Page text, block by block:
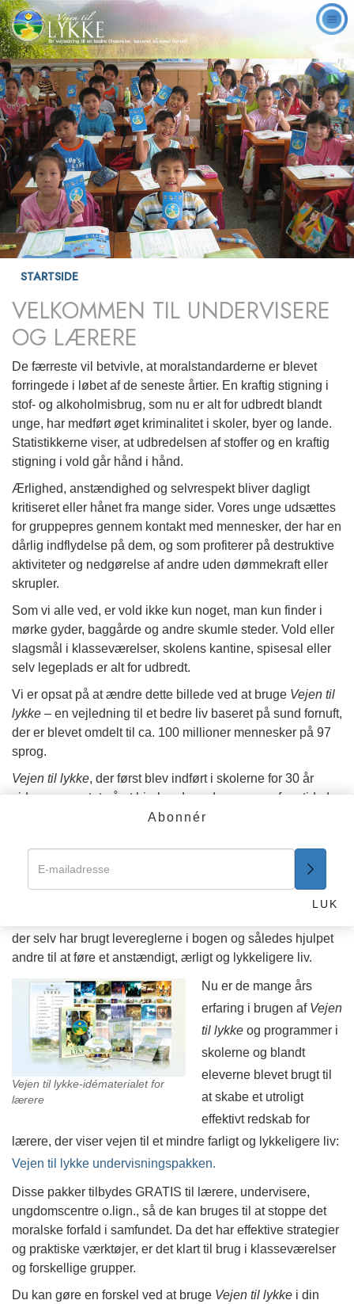
STARTSIDE
VELKOMMEN TIL UNDERVISERE
OG LÆRERE
De færreste vil betvivle, at moralstandarderne er blevet
forringede i løbet af de seneste årtier. En kraftig stigning i
stof- og alkoholmisbrug, som nu er alt for udbredt blandt
unge, har medført øget kriminalitet i skoler, byer og lande.
Statistikkerne viser, at udbredelsen af stoffer og en kraftig
stigning i vold går hånd i hånd.
Ærlighed, anstændighed og selvrespekt bliver dagligt
kritiseret eller hånet fra mange sider. Vores unge udsættes
for gruppepres gennem kontakt med mennesker, der har en
dårlig indflydelse på dem, og som profiterer på destruktive
aktiviteter og nedgørelse af andre uden dømmekraft eller
skrupler.
Som vi alle ved, er vold ikke kun noget, man kun finder i
mørke gyder, baggårde og andre skumle steder. Vold eller
slagsmål i klasseværelser, skolens kantine, spisesal eller
selv legeplads er alt for udbredt.
Vi er opsat på at ændre dette billede ved at bruge Vejen til
lykke – en vejledning til et bedre liv baseret på sund fornuft,
der er blevet omdelt til ca. 100 millioner mennesker på 97
sprog.
Vejen til lykke, der først blev indført i skolerne for 30 år
siden, er møntet på at hjælpe dem, der er vores fremtid: de
unge. For det er sandt, at du som lærer har muligheden for
Vejen til lykke
er hverken religiøs eller fyldt med fordomme.
der selv har brugt levereglerne i bogen og således hjulpet
andre til at føre et anstændigt, ærligt og lykkeligere liv.
Vejen til lykke-idématerialet for
lærere
Nu er de mange års
erfaring i brugen af Vejen
til lykke og programmer i
skolerne og blandt
eleverne blevet brugt til
at skabe et utroligt
effektivt redskab for
lærere, der viser vejen til et mindre farligt og lykkeligere liv:
Vejen til lykke undervisningspakken.
Disse pakker tilbydes GRATIS til lærere, undervisere,
ungdomscentre o.lign., så de kan bruges til at stoppe det
moralske forfald i samfundet. Da det har effektive strategier
og praktiske værktøjer, er det klart til brug i klasseværelser
og forskellige grupper.
Du kan gøre en forskel ved at bruge Vejen til lykke i din
Abonnér
LUK